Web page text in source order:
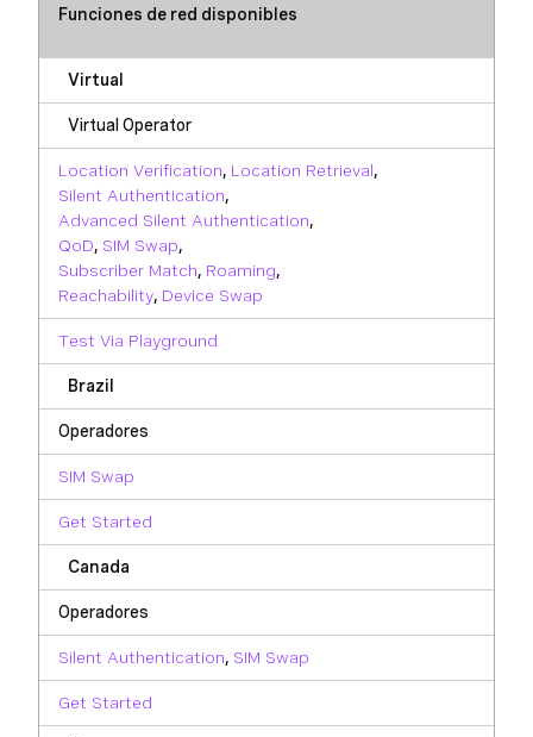
Funciones de red disponibles
Virtual
Virtual Operator
Location Verification, Location Retrieval,
Silent Authentication,
Advanced Silent Authentication,
QoD, SIM Swap,
Subscriber Match, Roaming,
Reachability, Device Swap
Test Via Playground
Brazil
Operadores
SIM Swap
Get Started
Canada
Operadores
Silent Authentication, SIM Swap
Get Started